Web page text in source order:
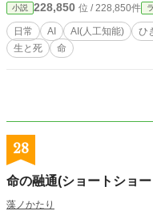
小説 228,850 位 / 228,850件
日常 AI AI(人工知能) ひ
生と死
命
28
命の融通(ショートショ
藻ノかたり